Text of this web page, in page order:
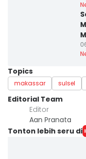
Topics
makassar sulsel
Editorial Team
Editor
Aan Pranata
Tonton lebih seru di